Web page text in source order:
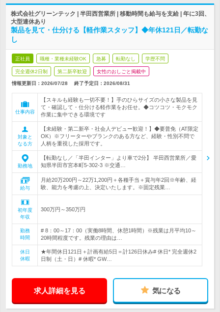
株式会社グリーンテック | 半田西営業所 | 移動時間も給与を支給 | 年に3回、
大型連休あり
製品を見て・仕分ける【軽作業スタッフ】◆年休121日／転勤な
し
正社員 職種・業種未経験OK 急募 転勤なし 学歴不問
完全週休2日制 第二新卒歓迎 女性のおしごと掲載中
情報更新日：2026/07/28 終了予定日： 2026/08/31
仕事内容
【スキルも経験も一切不要！】手のひらサイズの小さな製品を見
て・確認して・仕分ける軽作業をお任せ。◆コツコツ・モクモク
作業に集中できる環境です
対象と
なる方
【未経験・第二新卒・社会人デビュー歓迎！】◆要普免（AT限定
OK）※フリーターやブランクのある方など、経験・性別不問で
人柄を重視した採用です。
勤務地
【転勤なし／「半田インター」より車で2分】 半田西営業所／愛
知県半田市宮本町5-302-3 ※交通…
給与
月給20万200円～22万1,200円＋各種手当＋賞与年2回※年齢、経
験、能力を考慮の上、決定いたします。※固定残業…
初年度
年収
300万円～350万円
勤務
時間
# 8：00～17：00（実働8時間、休憩1時間）※残業は月平均10～
20時間程度です。残業の理由は…
休日
休暇
★年間休日121日＋計画有給5日＝計126日休み# 休日* 完全週休2
日制（土・日）# 休暇* GW…
求人詳細を見る 気になる